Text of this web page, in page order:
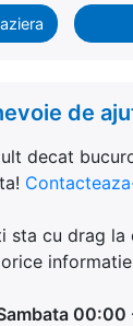
de
decat
sta cu drag
orice